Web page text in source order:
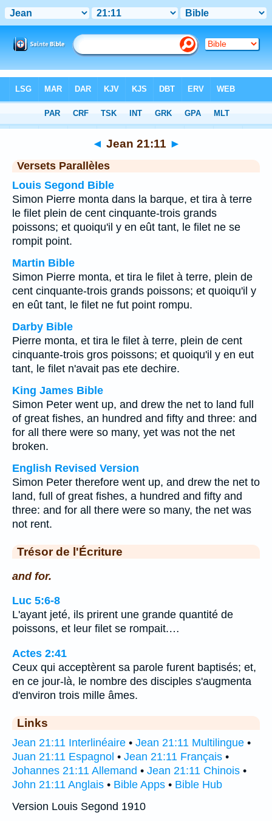
Chapitre 21> Verset 11
◄ Jean 21:11 ►
Versets Parallèles
Louis Segond Bible
Simon Pierre monta dans la barque, et tira à terre
le filet plein de cent cinquante-trois grands
poissons; et quoiqu'il y en eût tant, le filet ne se
rompit point.
Martin Bible
Simon Pierre monta, et tira le filet à terre, plein de
cent cinquante-trois grands poissons; et quoiqu'il y
en eût tant, le filet ne fut point rompu.
Darby Bible
Pierre monta, et tira le filet à terre, plein de cent
cinquante-trois gros poissons; et quoiqu'il y en eut
tant, le filet n'avait pas ete dechire.
King James Bible
Simon Peter went up, and drew the net to land full
of great fishes, an hundred and fifty and three: and
for all there were so many, yet was not the net
broken.
English Revised Version
Simon Peter therefore went up, and drew the net to
land, full of great fishes, a hundred and fifty and
three: and for all there were so many, the net was
not rent.
Trésor de l'Écriture
and for.
Luc 5:6-8
L'ayant jeté, ils prirent une grande quantité de
poissons, et leur filet se rompait.…
Actes 2:41
Ceux qui acceptèrent sa parole furent baptisés; et,
en ce jour-là, le nombre des disciples s'augmenta
d'environ trois mille âmes.
Links
Jean 21:11 Interlinéaire • Jean 21:11 Multilingue •
Juan 21:11 Espagnol • Jean 21:11 Français •
Johannes 21:11 Allemand • Jean 21:11 Chinois •
John 21:11 Anglais • Bible Apps • Bible Hub
Version Louis Segond 1910